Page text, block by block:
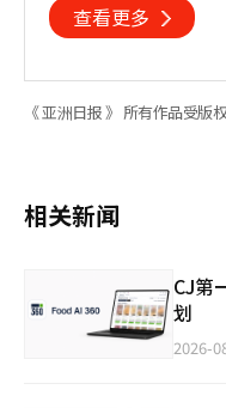
查看更多
《 亚洲日报 》 所有作品受版
相关新闻
CJ第
划
2026-